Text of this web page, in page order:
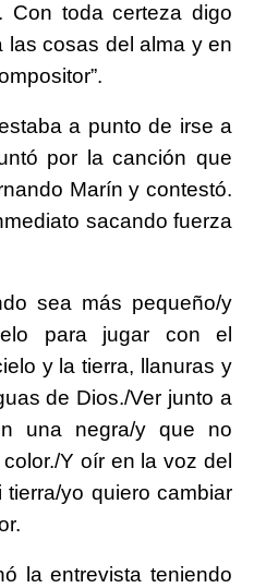
Con toda certeza digo
las cosas del alma y en
a punto de irse a
por la canción que
Marín y contestó.
sacando fuerza
sea más pequeño/y
para jugar con el
y la tierra, llanuras y
de Dios./Ver junto a
una negra/y que no
Y oír en la voz del
yo quiero cambiar
la entrevista teniendo